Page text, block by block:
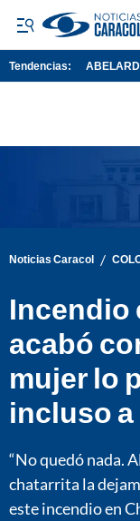
Tendencias:
Noticias Caracol /
Incendio
acabó
mujer lo
incluso
“No quedó nada.
chatarrita la
este incendio en